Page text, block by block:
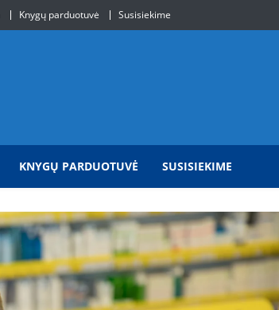
Knygų parduotuvė Susisiekime
KNYGŲ PARDUOTUVĖ SUSISIEKIME